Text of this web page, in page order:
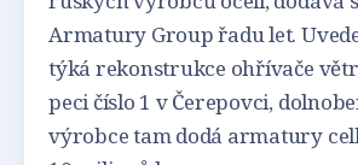
Armatury Group řadu let.
týká rekonstrukce ohřívače
peci číslo 1 v Čerepovci,
výrobce tam dodá armatury